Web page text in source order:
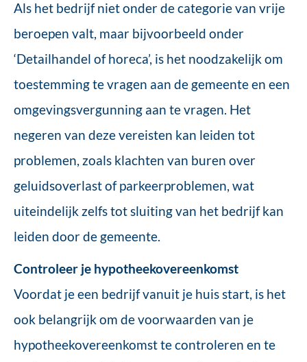
Als het bedrijf niet onder de categorie van vrije
beroepen valt, maar bijvoorbeeld onder
‘Detailhandel of horeca’, is het noodzakelijk om
toestemming te vragen aan de gemeente en een
omgevingsvergunning aan te vragen. Het
negeren van deze vereisten kan leiden tot
problemen, zoals klachten van buren over
geluidsoverlast of parkeerproblemen, wat
uiteindelijk zelfs tot sluiting van het bedrijf kan
leiden door de gemeente.
Controleer je hypotheekovereenkomst
Voordat je een bedrijf vanuit je huis start, is het
ook belangrijk om de voorwaarden van je
hypotheekovereenkomst te controleren en te